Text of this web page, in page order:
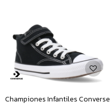
Championes Infantiles Converse